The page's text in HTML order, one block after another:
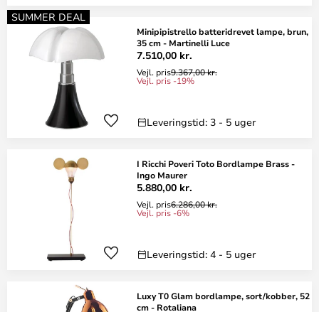
SUMMER DEAL
Minipipistrello batteridrevet lampe, brun,
35 cm - Martinelli Luce
7.510,00 kr.
Vejl. pris9.367,00 kr.
Vejl. pris -19%
Leveringstid: 3 - 5 uger
I Ricchi Poveri Toto Bordlampe Brass -
Ingo Maurer
5.880,00 kr.
Vejl. pris6.286,00 kr.
Vejl. pris -6%
Leveringstid: 4 - 5 uger
Luxy T0 Glam bordlampe, sort/kobber, 52
cm - Rotaliana